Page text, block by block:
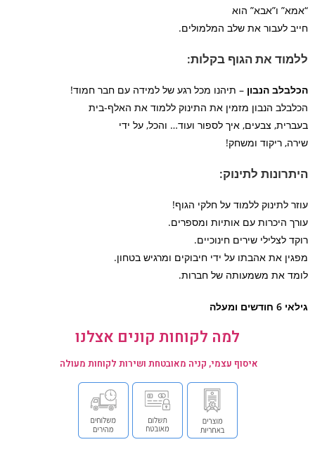
ו”אבא” הוא
לעבור את שלב המלמולים.
את הגוף בקלות:
הנבון– תיהנו מכל רגע של למידה עם חבר חמוד!
הנבון מזמין את התינוק ללמוד את האלף-בית
צבעים, איך לספור ועוד… והכל, על ידי
ריקוד ומשחק!
לתינוק:
לתינוק ללמוד על חלקי הגוף!
היכרות עם אותיות ומספרים.
לצלילי שירים חינוכיים.
את אהבתו על ידי חיבוקים ומרגיש בטחון.
את משמעותה של חברות.
ומעלה
למה לקוחות קונים אצלנו
איסוף עצמי, קניה מאובטחת ושירות לקוחות מעולה